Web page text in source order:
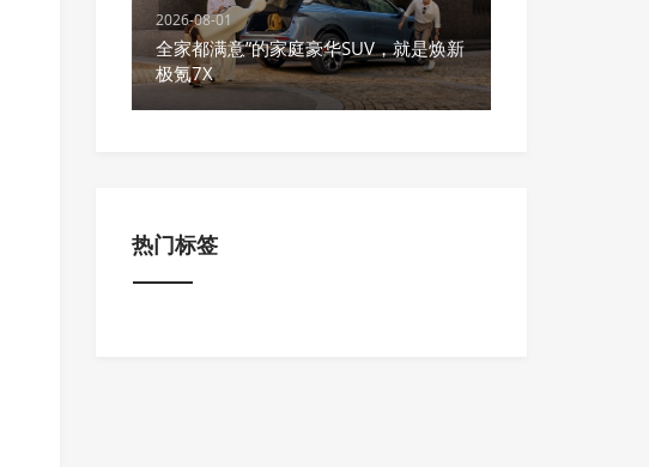
2026-08-01
全家都满意”的家庭豪华SUV，就是焕新
极氪7X
热门标签